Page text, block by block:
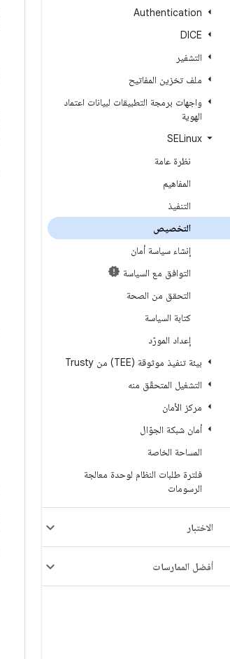
Authentication
DICE
التشفير
ملف تخزين المفاتيح
واجهات برمجة التطبيقات لبيانات اعتماد
الهوية
SELinux
نظرة عامة
المفاهيم
التنفيذ
التخصيص
إنشاء سياسة أمان
التوافق مع السياسة
التحقق من الصحة
كتابة السياسة
إعداد المورّد
بيئة تنفيذ موثوقة (TEE) من Trusty
التشغيل المتحقّق منه
مركز الأمان
أمان شبكة الجوّال
المساحة الخاصة
فلترة طلبات النظام لوحدة معالجة
الرسومات
الاختبار
أفضل الممارسات